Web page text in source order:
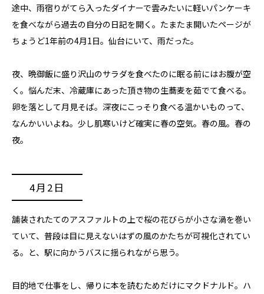
途中、雨宿りがてら入ったダイナーで雲みたいに軽いパンケーキ
を食べながら過去の自分の日記を開く。たまたま開いたページが
ちょうど1年前の4月1日。仙台にいて、雨だった。
夜、晩御飯に盛り沢山のサラダを食べたのに眠る前にはお腹が空
く。悩んだ末、冷蔵庫にあった頂き物の生蕎麦を茹でて食べる。
卵を落として月見そば。深夜にこっそり食べる温かいものって、
なんかいいよね。少し肌寒いけど確実に春の空気。春の風。春の
夜。
4月2日
舗装されたてのアスファルトの上で桜の花びらが小さな渦を巻い
ていて、普段は目に見えないはずの風のかたちが可視化されてい
る。と、駅に向かうバスに揺られながら思う。
目的地で仕事をし、帰りに本を読むためだけにマクドナルド。ハ